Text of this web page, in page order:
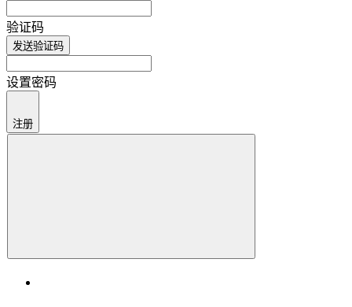
验证码
发送验证码
设置密码
注册